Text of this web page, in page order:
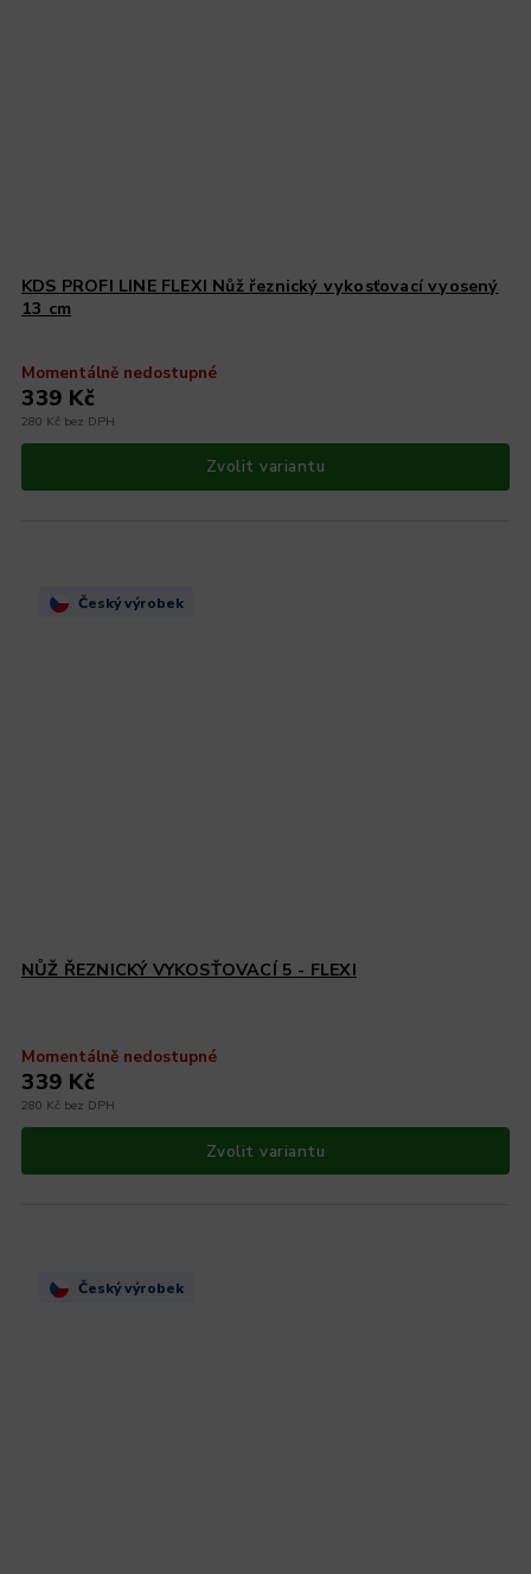
KDS PROFI LINE FLEXI Nůž řeznický vykosťovací vyosený
13 cm
Momentálně nedostupné
280 Kč bez DPH
339 Kč
Zvolit variantu
Český výrobek
NŮŽ ŘEZNICKÝ VYKOSŤOVACÍ 5 - FLEXI
Momentálně nedostupné
280 Kč bez DPH
339 Kč
Zvolit variantu
Český výrobek